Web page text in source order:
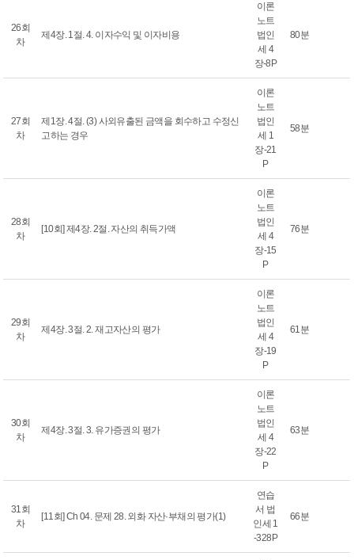
26회
차
제4장. 1절. 4. 이자수익 및 이자비용
이론
노트
법인
세 4
장-8P
80분
27회
차
제1장. 4절. (3) 사외유출된 금액을 회수하고 수정신
고하는 경우
이론
노트
법인
세 1
장-21
P
58분
28회
차
[10회] 제4장. 2절. 자산의 취득가액
이론
노트
법인
세 4
장-15
P
76분
29회
차
제4장. 3절. 2. 재고자산의 평가
이론
노트
법인
세 4
장-19
P
61분
30회
차
제4장. 3절. 3. 유가증권의 평가
이론
노트
법인
세 4
장-22
P
63분
31회
차
[11회] Ch 04. 문제 28. 외화 자산·부채의 평가(1)
연습
서 법
인세 1
-328P
66분